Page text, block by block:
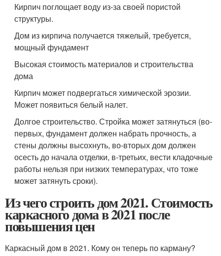
Кирпич поглощает воду из-за своей пористой
структуры.
Дом из кирпича получается тяжелый, требуется,
мощный фундамент
Высокая стоимость материалов и строительства
дома
Кирпич может подвергаться химической эрозии.
Может появиться белый налет.
Долгое строительство. Стройка может затянуться (во-
первых, фундамент должен набрать прочность, а
стены должны высохнуть, во-вторых дом должен
осесть до начала отделки, в-третьих, вести кладочные
работы нельзя при низких температурах, что тоже
может затянуть сроки).
Из чего строить дом 2021. Стоимость
каркасного дома в 2021 после
повышения цен
Каркасный дом в 2021. Кому он теперь по карману?